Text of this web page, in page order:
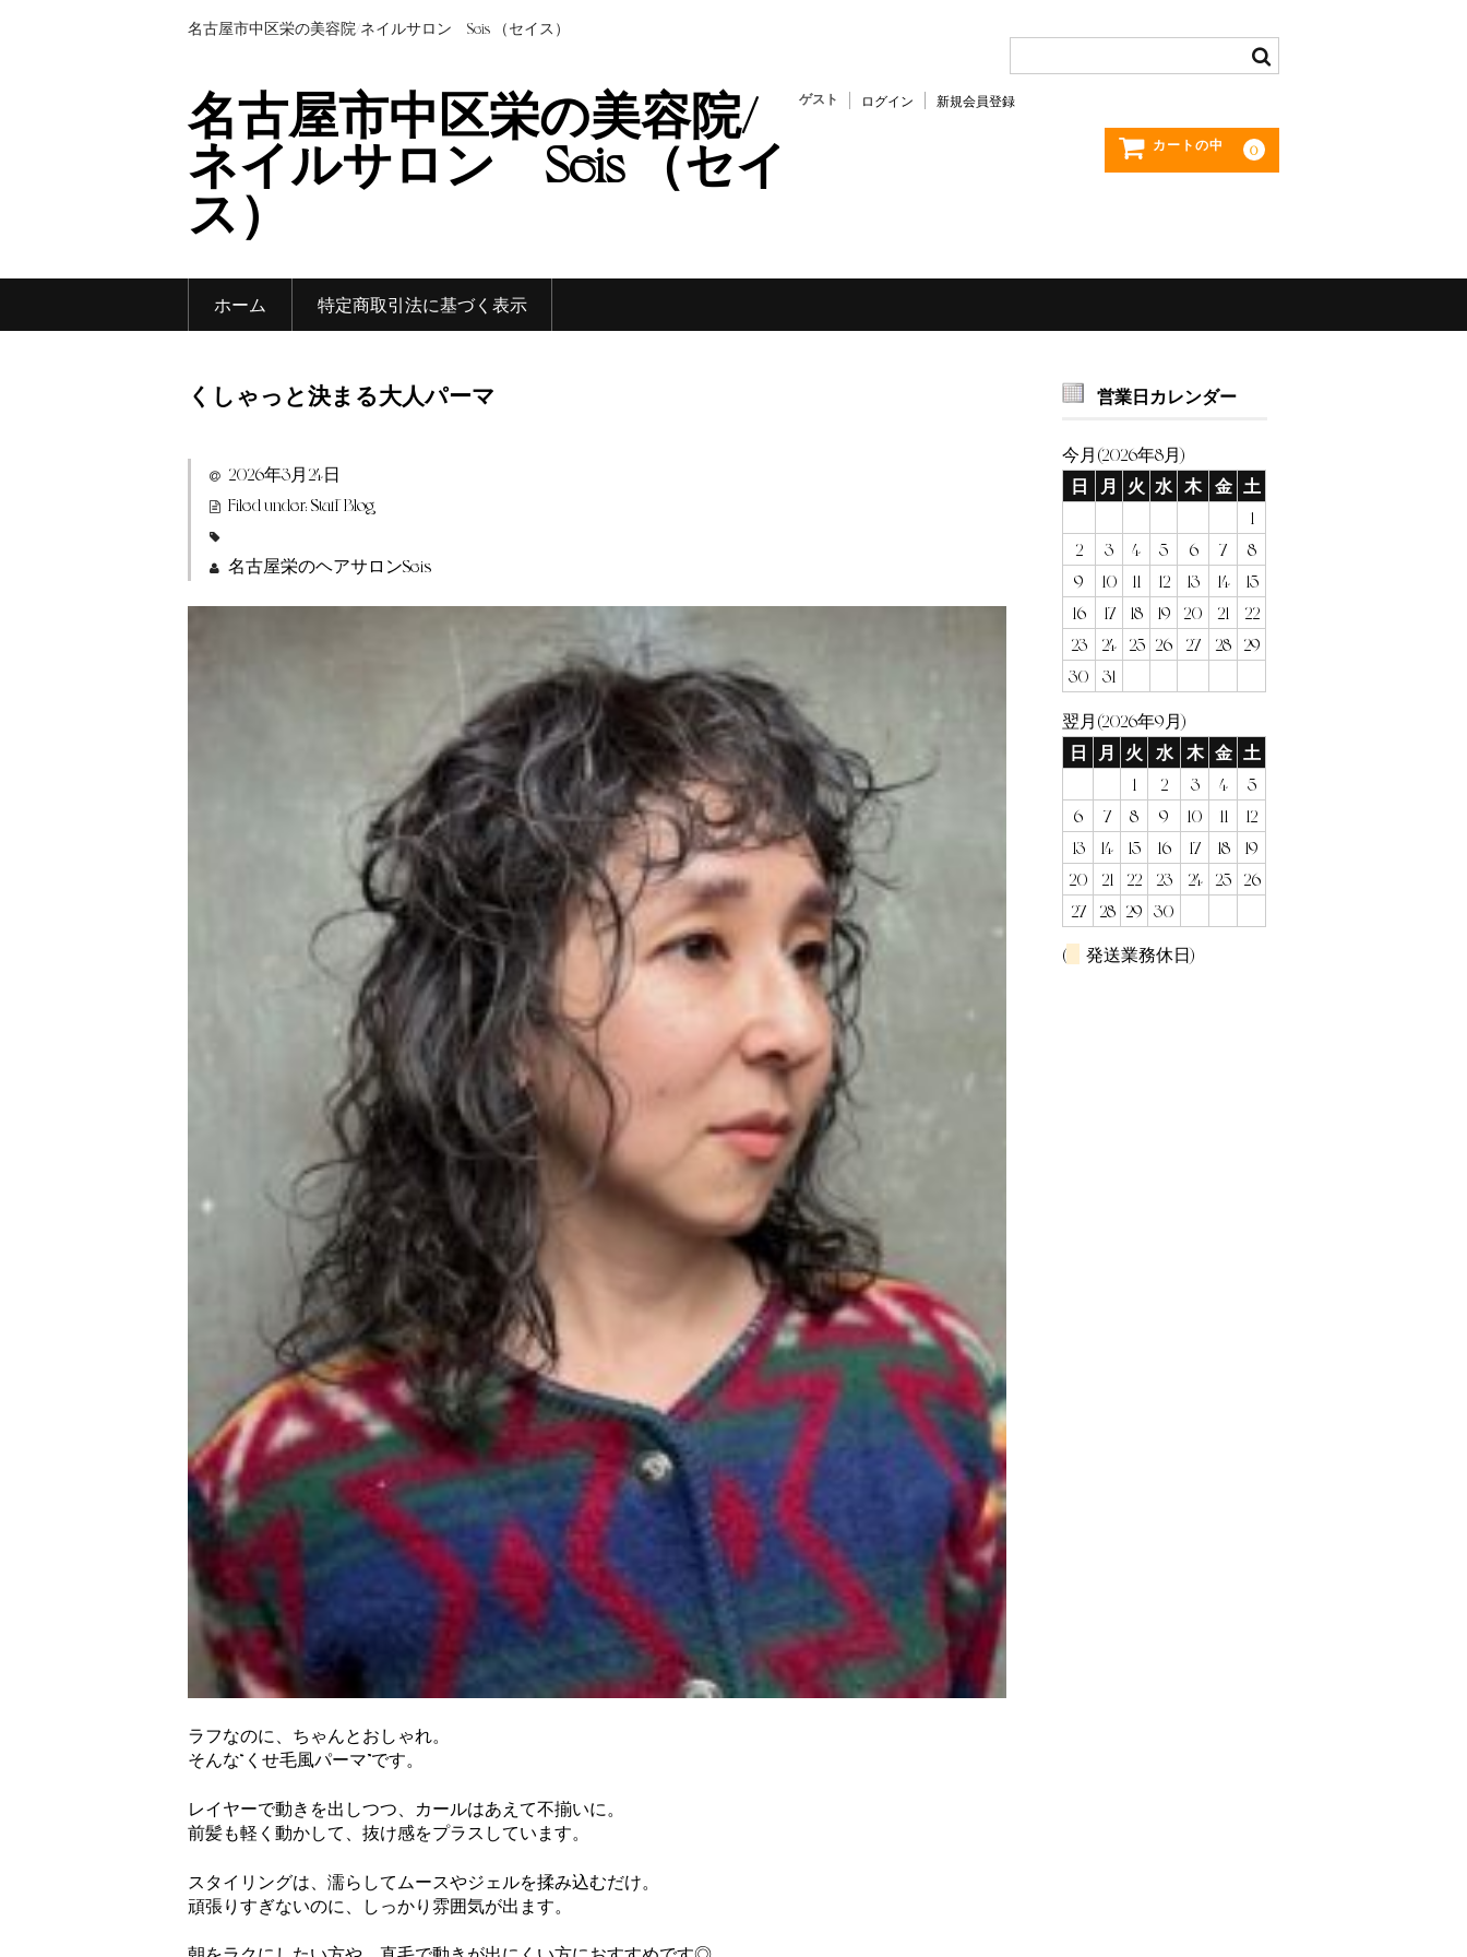
名古屋市中区栄の美容院/ネイルサロン Seis （セイス）
名古屋市中区栄の美容院/
ネイルサロン Seis （セイ
ス）
ゲスト ログイン 新規会員登録
カートの中 0
ホーム 特定商取引法に基づく表示
くしゃっと決まる大人パーマ
2026年3月24日
Filed under: Staff Blog
名古屋栄のヘアサロンSeis
ラフなのに、ちゃんとおしゃれ。
そんな“くせ毛風パーマ”です。
レイヤーで動きを出しつつ、カールはあえて不揃いに。
前髪も軽く動かして、抜け感をプラスしています。
スタイリングは、濡らしてムースやジェルを揉み込むだけ。
頑張りすぎないのに、しっかり雰囲気が出ます。
営業日カレンダー
今月(2026年8月)
日
月 火 水 木 金 土
1
2
3 4 5 6 7
8
9
10 11 12 13 14
15
16
17 18 19 20 21
22
23
24 25 26 27 28
29
30
31
翌月(2026年9月)
日
月 火 水 木 金 土
1
2 3 4
5
6
7 8 9 10 11
12
13
14 15 16 17 18
19
20
21 22 23 24 25
26
27
28 29 30
( 発送業務休日)